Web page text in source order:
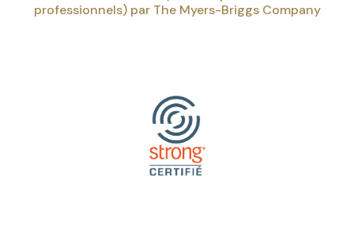
professionnels) par The Myers-Briggs Company